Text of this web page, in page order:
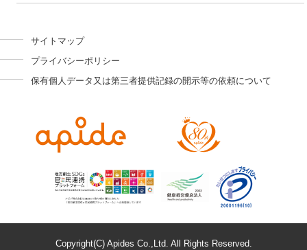
サイトマップ
プライバシーポリシー
保有個人データ又は第三者提供記録の開示等の依頼について
Copyright(C) Apides Co.,Ltd. All Rights Reserved.